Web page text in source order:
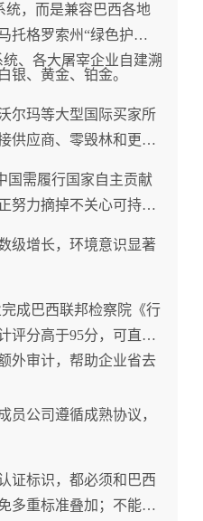
统，而是兼容巴西各地
托格罗索州“绿色护
、各大屠宰企业自建溯
银、黄金、铂金。
尔玛等大型国际买家所
供应商、零毁林和更高
国需履行国家自主贡献
努力摘掉不关心可持续
级增长，环境意识显著
成巴西联邦检察院《行
评分高于95分，可直接
外审计，帮助企业省去
员公司遵循成熟协议，
证标识，都必须和巴西
多重标准叠加；不能提